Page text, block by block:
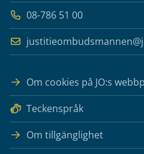
08-786 51 00
Om cookies på JO:s
Teckenspråk
Om tillgänglighet